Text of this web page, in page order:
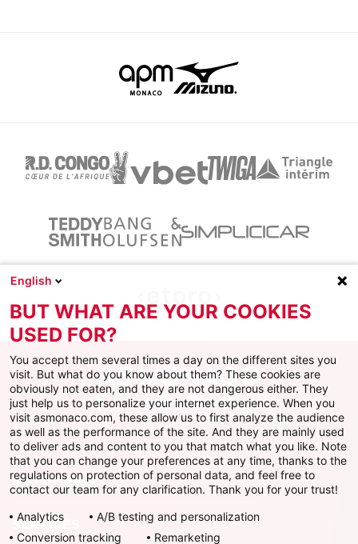
Facebook
X Instagram
YoutubeTikTokTwitch
AS MONACO
SERVICES
English
BUT WHAT ARE YOUR COOKIES
USED FOR?
You accept them several times a day on the different sites you
visit. But what do you know about them? These cookies are
obviously not eaten, and they are not dangerous either. They
just help us to personalize your internet experience. When you
visit asmonaco.com, these allow us to first analyze the audience
as well as the performance of the site. And they are mainly used
to deliver ads and content to you that match what you like. Note
that you can change your preferences at any time, thanks to the
regulations on protection of personal data, and feel free to
contact our team for any clarification. Thank you for your trust!
Analytics
A/B testing and personalization
Conversion tracking
Remarketing